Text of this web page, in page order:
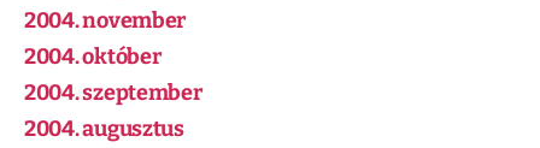
2004. november
2004. október
2004. szeptember
2004. augusztus